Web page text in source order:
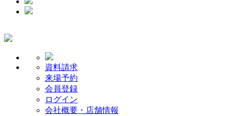
資料請求
来場予約
会員登録
ログイン
会社概要・店舗情報